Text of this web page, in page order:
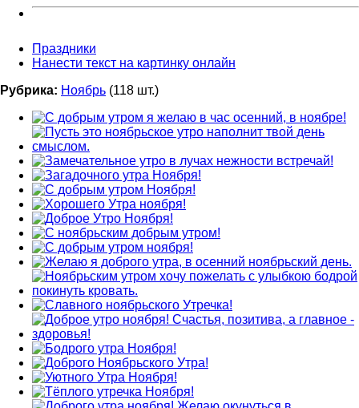
Праздники
Нанести текст на картинку онлайн
Рубрика: Ноябрь (118 шт.)